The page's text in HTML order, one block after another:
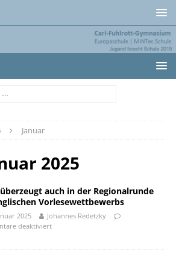
Januar
2025
auch in der Regionalrunde
Vorlesewettbewerbs
2025
Johannes Redetzky
deaktiviert